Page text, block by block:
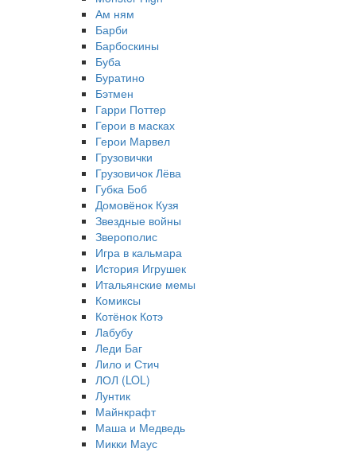
Ам ням
Барби
Барбоскины
Буба
Буратино
Бэтмен
Гарри Поттер
Герои в масках
Герои Марвел
Грузовички
Грузовичок Лёва
Губка Боб
Домовёнок Кузя
Звездные войны
Зверополис
Игра в кальмара
История Игрушек
Итальянские мемы
Комиксы
Котёнок Котэ
Лабубу
Леди Баг
Лило и Стич
ЛОЛ (LOL)
Лунтик
Майнкрафт
Маша и Медведь
Микки Маус